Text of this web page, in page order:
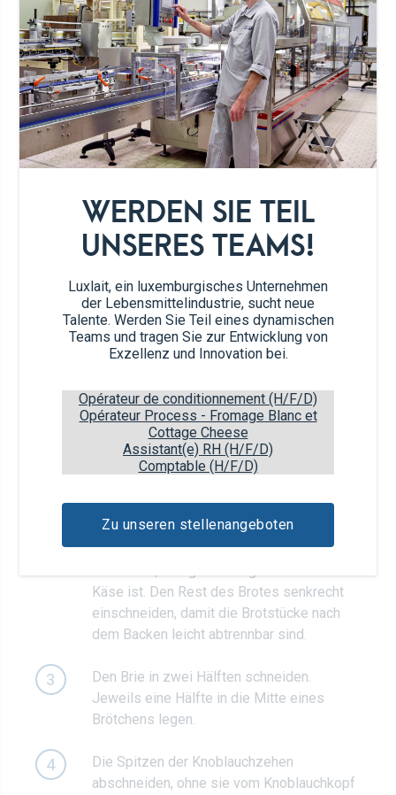
WERDEN SIE TEIL
UNSERES TEAMS!
Luxlait, ein luxemburgisches Unternehmen
der Lebensmittelindustrie, sucht neue
Talente. Werden Sie Teil eines dynamischen
Teams und tragen Sie zur Entwicklung von
Exzellenz und Innovation bei.
Opérateur de conditionnement (H/F/D)
Opérateur Process - Fromage Blanc et
Cottage Cheese
Assistant(e) RH (H/F/D)
Comptable (H/F/D)
Zu unseren stellenangeboten
4 runde Brötchen
Knoblauchknolle
Salz, Peffer
2-3 Zweige frischer Thymian
50g gehackte Haselnüsse
Den Backofen auf 180°C vorheizen.
Jeweils ein Loch in die Mitter der Brötchen
Käse ist. Den Rest des Brotes senkrecht
einschneiden, damit die Brotstücke nach
dem Backen leicht abtrennbar sind.
3
Den Brie in zwei Hälften schneiden.
Jeweils eine Hälfte in die Mitte eines
Brötchens legen.
4
Die Spitzen der Knoblauchzehen
abschneiden, ohne sie vom Knoblauchkopf